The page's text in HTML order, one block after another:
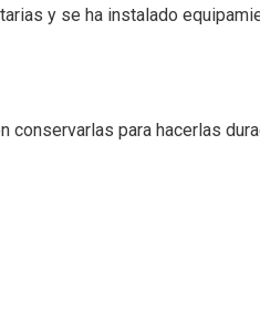
y se ha instalado
para hacerlas